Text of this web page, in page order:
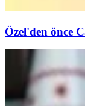
Özel'den önce